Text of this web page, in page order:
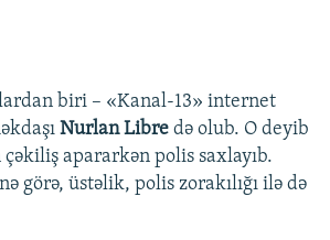
biri – «Kanal-13» internet
Nurlan Libre də olub. O deyib
apararkən polis saxlayıb.
görə, üstəlik, polis zorakılığı ilə də